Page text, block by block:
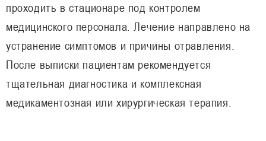
проходить в стационаре под контролем
медицинского персонала. Лечение направлено на
устранение симптомов и причины отравления.
После выписки пациентам рекомендуется
тщательная диагностика и комплексная
медикаментозная или хирургическая терапия.